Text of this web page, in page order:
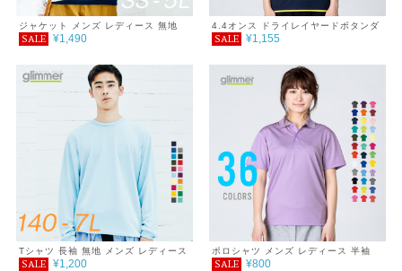
ジャケット メンズ レディース 無地
シンプル 薄手 涼しい 吸汗速乾 UVカ
ツ 羽織り カラー 紫外線対策 服 春 夏
秋 ファッション ゆったり 体型カバー
コンパクト アウトドア 海 キャンプ
スポーツ 運動会 ジム ウォーキング
SALE ％OFF glimmer グリマー ドラ
イ スタンドジップジャケット 4.4オン
SALE ¥1,490
4.4オンス ドライレイヤードボタンダ
ウンポロシャツ
SALE ¥1,155
Tシャツ 長袖 無地 メンズ レディース
キッズ 吸汗速乾 DRY シンプル 紫外
SALE ¥1,200
ポロシャツ メンズ レディース 半袖
4.4オンス ドライポロシャツ 120～
SALE ¥800